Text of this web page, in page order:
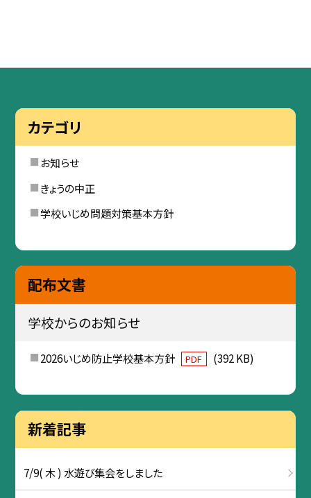
カテゴリ
お知らせ
きょうの中正
学校いじめ問題対策基本方針
配布文書
学校からのお知らせ
2026いじめ防止学校基本方針 PDF (392 KB)
新着記事
7/9( 木 ) 水遊び集会をしました